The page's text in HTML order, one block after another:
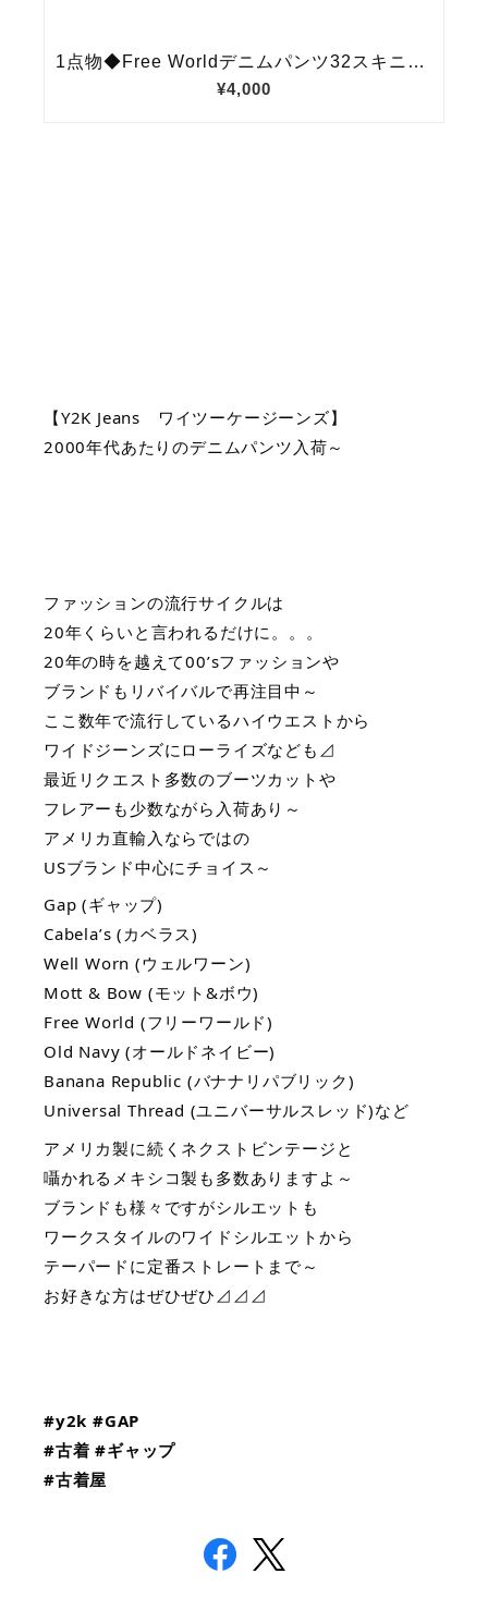
【Y2K Jeans　ワイツーケージーンズ】
2000年代あたりのデニムパンツ入荷～
ファッションの流行サイクルは
20年くらいと言われるだけに。。。
20年の時を越えて00’sファッションや
ブランドもリバイバルで再注目中～
ここ数年で流行しているハイウエストから
ワイドジーンズにローライズなども⊿
最近リクエスト多数のブーツカットや
フレアーも少数ながら入荷あり～
アメリカ直輸入ならではの
USブランド中心にチョイス～
Gap (ギャップ)
Cabela’s (カベラス)
Well Worn (ウェルワーン)
Mott & Bow (モット&ボウ)
Free World (フリーワールド)
Old Navy (オールドネイビー)
Banana Republic (バナナリパブリック)
Universal Thread (ユニバーサルスレッド)など
アメリカ製に続くネクストビンテージと
囁かれるメキシコ製も多数ありますよ～
ブランドも様々ですがシルエットも
ワークスタイルのワイドシルエットから
テーパードに定番ストレートまで～
お好きな方はぜひぜひ⊿⊿⊿
#y2k #GAP
#古着 #ギャップ
#古着屋